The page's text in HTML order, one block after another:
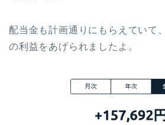
配当金も計画通りにもらえていて
の利益をあげられましたよ。